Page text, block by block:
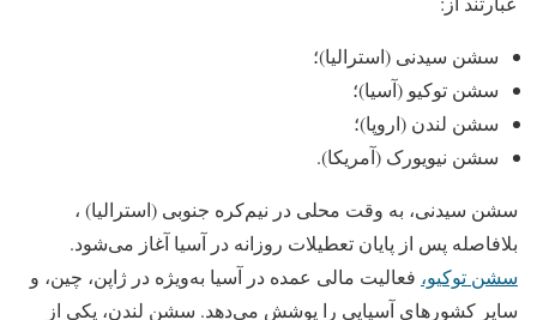
سشن سیدنی (استرالیا)؛
سشن توکیو (آسیا)؛
سشن لندن (اروپا)؛
سشن نیویورک (آمریکا).
سشن سیدنی، به وقت محلی در نیم‌کره جنوبی (استرالیا) ،
بلافاصله پس از پایان تعطیلات روزانه در آسیا آغاز می‌شود.
سشن توکیو، فعالیت مالی عمده در آسیا به‌ویژه در ژاپن، چین، و
سایر کشورهای آسیایی را پوشش می‌دهد. سشن لندن، یکی از